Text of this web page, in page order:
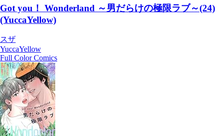
Got you！ Wonderland ～男だらけの極限ラブ～(24)
(YuccaYellow)
スザ
YuccaYellow
Full Color Comics